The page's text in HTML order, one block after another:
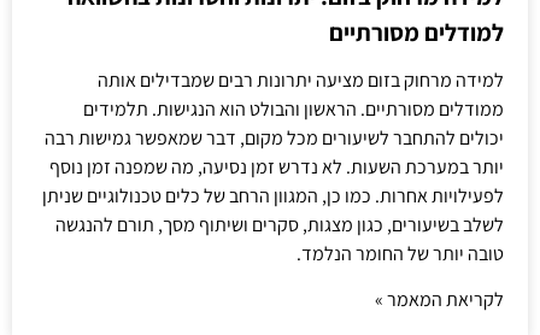
למודלים מסורתיים
למידה מרחוק בזום מציעה יתרונות רבים שמבדילים אותה
ממודלים מסורתיים. הראשון והבולט הוא הנגישות. תלמידים
יכולים להתחבר לשיעורים מכל מקום, דבר שמאפשר גמישות רבה
יותר במערכת השעות. לא נדרש זמן נסיעה, מה שמפנה זמן נוסף
לפעילויות אחרות. כמו כן, המגוון הרחב של כלים טכנולוגיים שניתן
לשלב בשיעורים, כגון מצגות, סקרים ושיתוף מסך, תורם להנגשה
טובה יותר של החומר הנלמד.
לקריאת המאמר »